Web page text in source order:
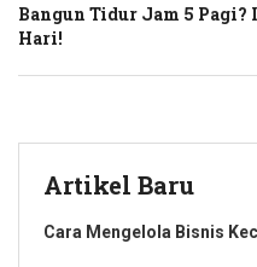
Bangun Tidur Jam 5 Pagi?
Hari!
Artikel Baru
Cara Mengelola Bisnis